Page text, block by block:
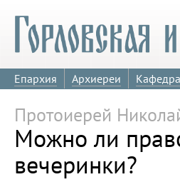
Епархия Архиереи
Протоиерей
Можно ли
вечеринки?